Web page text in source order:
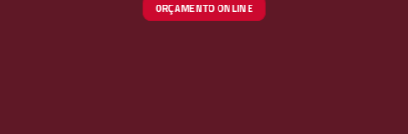
ORÇAMENTO ONLINE